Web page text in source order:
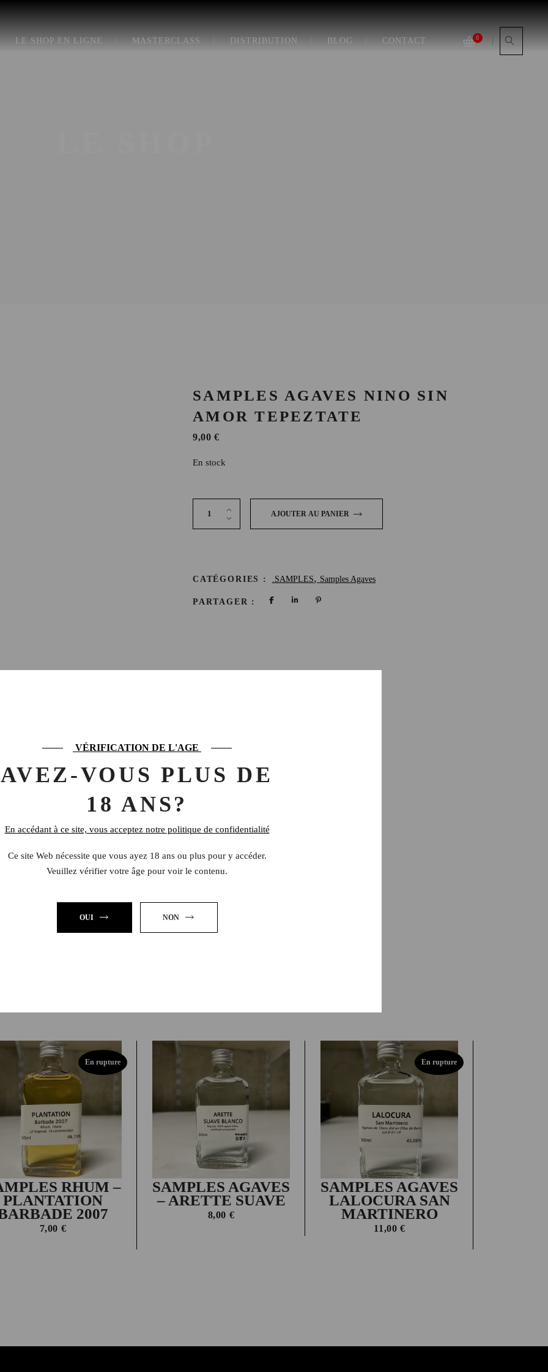
VÉRIFICATION DE L'AGE
AVEZ-VOUS PLUS DE
18 ANS?
En accédant à ce site, vous acceptez notre politique de confidentialité
Ce site Web nécessite que vous ayez 18 ans ou plus pour y accéder.
Veuillez vérifier votre âge pour voir le contenu.
OUI NON
LE SHOP EN LIGNE MASTERCLASS DISTRIBUTION BLOG CONTACT 0
Search
for:
SAMPLES AGAVES NINO SIN
AMOR TEPEZTATE
9,00€
En stock
Samples Agaves Nino Sin Amor Tepeztate quantity
AJOUTER AU PANIER
CATÉGORIES : .SAMPLES, Samples Agaves
PARTAGER :
Cruz Gomez est typique de l’agaveTepeztate, avec de belles notes végétales, un marqueur
au profil fumé, et une grande fraicheur en fin de bouche.
le Mezcal Nino Sin Amor retranscrit sans artifice l’essence même des agaves et du terroir
Tous les Mezcals sont embouteillés à 45°, degré idéal pour en exacerber les propriétés
les différences entre les différentes variétés d’agaves.
En rupture
RHUM –
PLANTATION
2007
7,00 €
SAMPLES AGAVES
– ARETTE SUAVE
8,00 €
En rupture
SAMPLES AGAVES
LALOCURA SAN
MARTINERO
11,00 €